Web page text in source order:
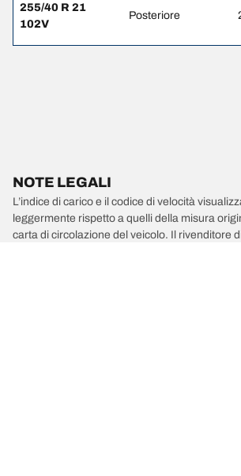
255/40 R 21
102V
Posteriore
NOTE LEGALI
L’indice di carico e il codice di velocità
leggermente rispetto a quelli della misura
carta di circolazione del veicolo. Il rivenditore